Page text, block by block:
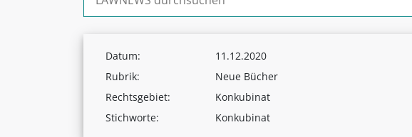
Datum:
11.12.2020
Rubrik:
Neue Bücher
Rechtsgebiet:
Konkubinat
Stichworte:
Konkubinat